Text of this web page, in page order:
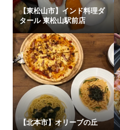
【東松山市】インド料理ダ
タール 東松山駅前店
【北本市】オリーブの丘